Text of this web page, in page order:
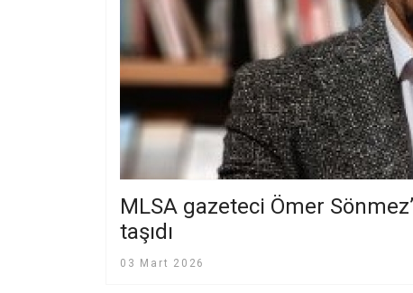
MLSA gazeteci Ömer
taşıdı
03 Mart 2026